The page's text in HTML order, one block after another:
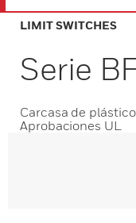
LIMIT SWITCHES
Serie
Carcasa de
Aprobaciones UL